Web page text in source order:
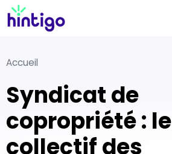
Accueil
Syndicat de
copropriété : le
collectif des